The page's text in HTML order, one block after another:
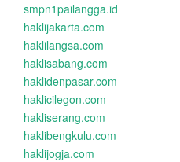
smpn1pailangga.id
haklijakarta.com
haklilangsa.com
haklisabang.com
haklidenpasar.com
haklicilegon.com
hakliserang.com
haklibengkulu.com
haklijogja.com